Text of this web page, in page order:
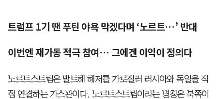
트럼프 1기 땐 푸틴 야욕 막겠다며 ‘노르트…’ 반대
이번엔 재가동 적극 참여… 그에겐 이익이 정의다
노르트스트림은 발트해 해저를 가로질러 러시아와 독일을 직
접 연결하는 가스관이다. 노르트스트림이라는 명칭은 북쪽이